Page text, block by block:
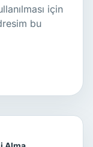
için
bu